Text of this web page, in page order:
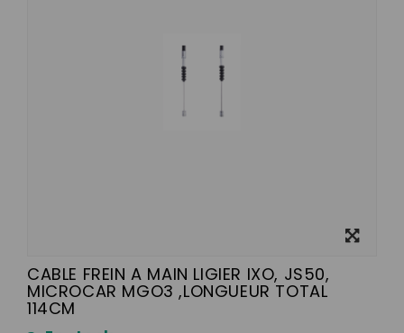
CABLE FREIN A MAIN LIGIER IXO, JS50,
MICROCAR MGO3 ,LONGUEUR TOTAL
114CM